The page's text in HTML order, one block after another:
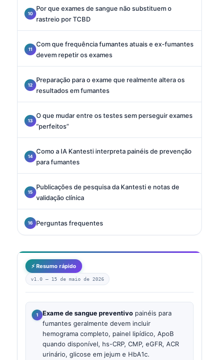
Por que exames de sangue não substituem o
rastreio por TCBD
Com que frequência fumantes atuais e ex-fumantes
devem repetir os exames
Preparação para o exame que realmente altera os
resultados em fumantes
O que mudar entre os testes sem perseguir exames
“perfeitos”
Como a IA Kantesti interpreta painéis de prevenção
para fumantes
Publicações de pesquisa da Kantesti e notas de
validação clínica
Perguntas frequentes
⚡ Resumo rápido
v1.0 — 15 de maio de 2026
Exame de sangue preventivo painéis para
fumantes geralmente devem incluir
hemograma completo, painel lipídico, ApoB
quando disponível, hs-CRP, CMP, eGFR, ACR
urinário, glicose em jejum e HbA1c.